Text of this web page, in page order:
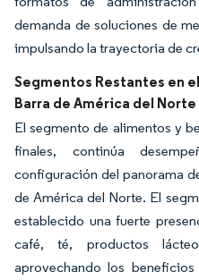
demanda de soluciones de
impulsando la trayectoria de
Segmentos Restantes en
Barra de América del Norte
El segmento de alimentos y
finales, continúa
configuración del panorama
de América del Norte. El
establecido una fuerte
café, té, productos
aprovechando los